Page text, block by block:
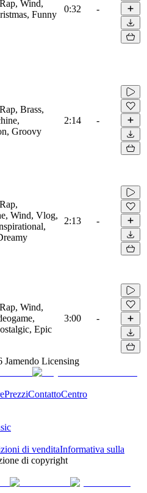
Wind,
Funny
0:32 -
Brass,
Groovy
2:14 -
Wind, Vlog,
2:13 -
Wind,
Epic
3:00 -
Jamendo Licensing
PrezziContattoCentro
di venditaInformativa sulla
di copyright